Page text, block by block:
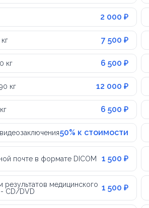
2 000 ₽
7 500 ₽
кг 6 500 ₽
кг 12 000 ₽
6 500 ₽
50% к стоимости
почте в формате DICOM 1 500 ₽
результатов медицинского
CD/DVD
1 500 ₽